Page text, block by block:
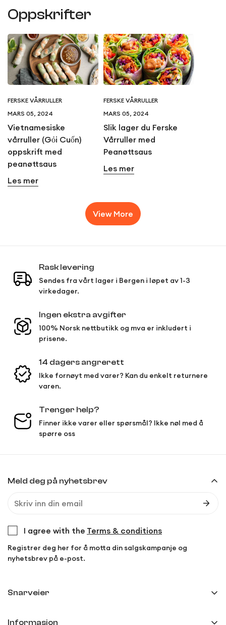
Oppskrifter
FERSKE VÅRRULLER
MARS 05, 2024
Vietnamesiske
vårruller (Gỏi Cuốn)
oppskrift med
peanøttsaus
Les mer
FERSKE VÅRRULLER
MARS 05, 2024
Slik lager du Ferske
Vårruller med
Peanøttsaus
Les mer
View More
Rask levering
Sendes fra vårt lager i Bergen i løpet av 1-3
virkedager.
Ingen ekstra avgifter
100% Norsk nettbutikk og mva er inkludert i
prisene.
14 dagers angrerett
Ikke fornøyt med varer? Kan du enkelt returnere
varen.
Trenger help?
Finner ikke varer eller spørsmål? Ikke nøl med å
spørre oss
Snarveier
Informasjon
Meld deg på nyhetsbrev
I agree with the Terms & conditions
Registrer deg her for å motta din salgskampanje og
nyhetsbrev på e-post.